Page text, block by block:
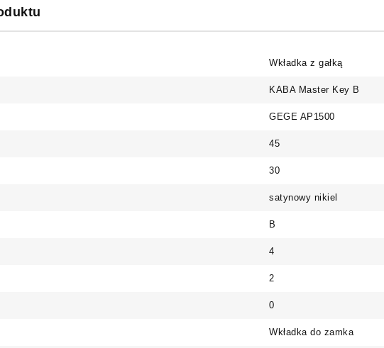
Wkładka z gałką
KABA Master Key B
GEGE AP1500
45
30
satynowy nikiel
B
4
2
0
Wkładka do zamka